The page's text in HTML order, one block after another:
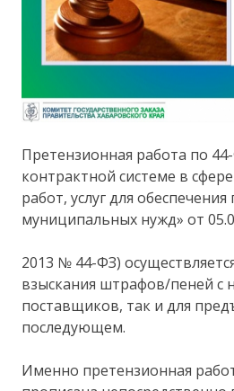
Претензионная работа по
контрактной системе в
работ, услуг для
муниципальных нужд» от
2013 № 44-ФЗ)
взыскания штрафов/пеней с
поставщиков, так и для
последующем.
Именно претензионная